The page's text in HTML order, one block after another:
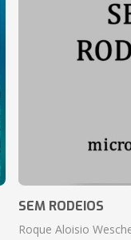
SEM RODEIOS
Roque Aloisio